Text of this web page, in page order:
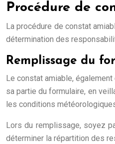
Procédure de
La procédure de constat
détermination des
Remplissage du
Le constat amiable,
sa partie du formulaire, en
les conditions
Lors du remplissage, soyez
déterminer la répartition des